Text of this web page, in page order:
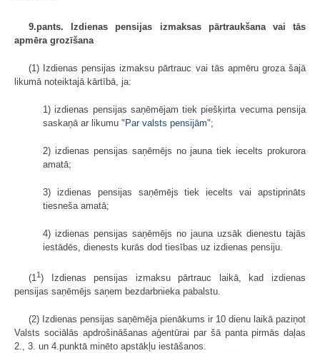
9.pants. Izdienas pensijas izmaksas pārtraukšana vai tās
apmēra grozīšana
(1) Izdienas pensijas izmaksu pārtrauc vai tās apmēru groza šajā
likumā noteiktajā kārtībā, ja:
1) izdienas pensijas saņēmējam tiek piešķirta vecuma pensija
saskaņā ar likumu " Par valsts pensijām";
2) izdienas pensijas saņēmējs no jauna tiek iecelts prokurora
amatā;
3) izdienas pensijas saņēmējs tiek iecelts vai apstiprināts
tiesneša amatā;
4) izdienas pensijas saņēmējs no jauna uzsāk dienestu tajās
iestādēs, dienests kurās dod tiesības uz izdienas pensiju.
(11) Izdienas pensijas izmaksu pārtrauc laikā, kad izdienas
pensijas saņēmējs saņem bezdarbnieka pabalstu.
(2) Izdienas pensijas saņēmēja pienākums ir 10 dienu laikā paziņot
Valsts sociālās apdrošināšanas aģentūrai par šā panta pirmās daļas
2., 3. un 4.punktā minēto apstākļu iestāšanos.